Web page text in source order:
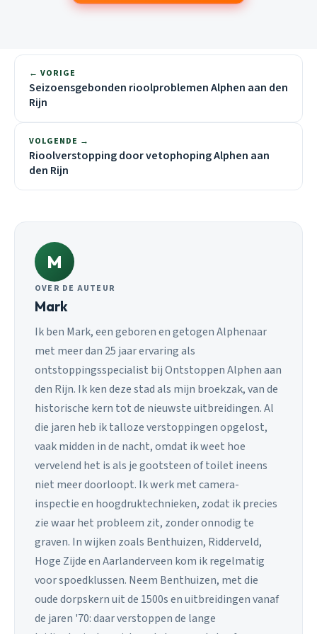
← VORIGE
Seizoensgebonden rioolproblemen Alphen aan den
Rijn
VOLGENDE →
Rioolverstopping door vetophoping Alphen aan
den Rijn
M
OVER DE AUTEUR
Mark
Ik ben Mark, een geboren en getogen Alphenaar
met meer dan 25 jaar ervaring als
ontstoppingsspecialist bij Ontstoppen Alphen aan
den Rijn. Ik ken deze stad als mijn broekzak, van de
historische kern tot de nieuwste uitbreidingen. Al
die jaren heb ik talloze verstoppingen opgelost,
vaak midden in de nacht, omdat ik weet hoe
vervelend het is als je gootsteen of toilet ineens
niet meer doorloopt. Ik werk met camera-
inspectie en hoogdruktechnieken, zodat ik precies
zie waar het probleem zit, zonder onnodig te
graven. In wijken zoals Benthuizen, Ridderveld,
Hoge Zijde en Aarlanderveen kom ik regelmatig
voor spoedklussen. Neem Benthuizen, met die
oude dorpskern uit de 1500s en uitbreidingen vanaf
de jaren '70: daar verstoppen de lange